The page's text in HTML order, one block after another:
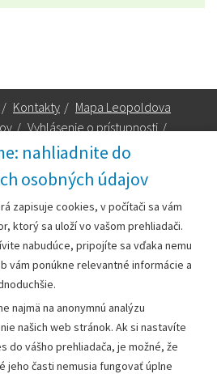
nahliadnite do
osobných údajov
zapisuje cookies, v počítači sa vám
ktorý sa uloží vo vašom prehliadači.
nabudúce, pripojíte sa vďaka nemu
vám ponúkne relevantné informácie a
najmä na anonymnú analýzu
našich web stránok. Ak si nastavíte
do vášho prehliadača, je možné, že
jeho časti nemusia fungovať úplne
/ Kontakty / Mapa Leopoldova
/ Vyhlásenie o prístupnosti /
Leopoldov
cesta 1818/2A